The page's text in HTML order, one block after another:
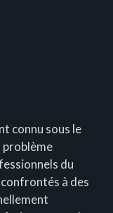
connu sous le
problème
du
à des